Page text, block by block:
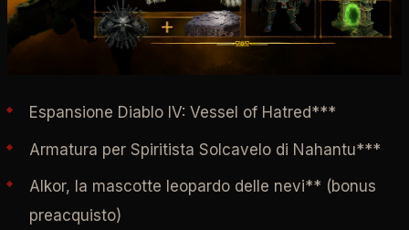
Espansione Diablo IV: Vessel of Hatred***
Armatura per Spiritista Solcavelo di Nahantu***
Alkor, la mascotte leopardo delle nevi** (bonus
preacquisto)